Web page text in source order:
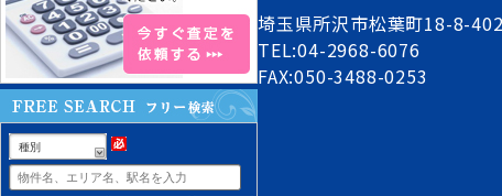
種別
埼玉県所沢市松葉町18-8-402
TEL:04-2968-6076
FAX:050-3488-0253